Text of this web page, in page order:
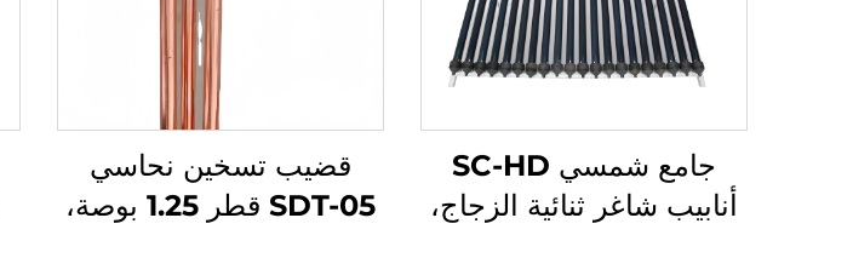
جامع شمسي SC-HD
أنابيب شاغر ثنائية الزجاج،
قضيب تسخين نحاسي
SDT-05 قطر 1.25 بوصة،